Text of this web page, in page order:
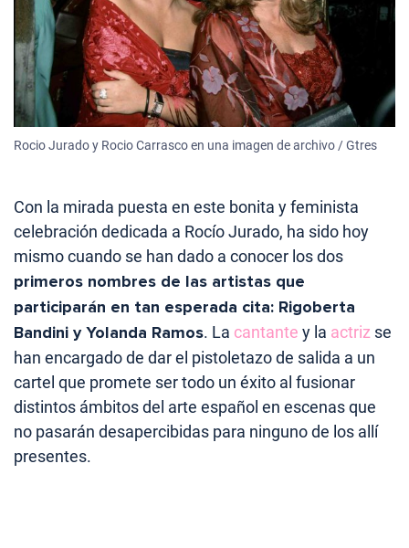
Rocio Jurado y Rocio Carrasco en una imagen de archivo / Gtres
Con la mirada puesta en este bonita y feminista
celebración dedicada a Rocío Jurado, ha sido hoy
mismo cuando se han dado a conocer los dos
primeros nombres de las artistas que
participarán en tan esperada cita: Rigoberta
Bandini y Yolanda Ramos. La cantante y la actriz se
han encargado de dar el pistoletazo de salida a un
cartel que promete ser todo un éxito al fusionar
distintos ámbitos del arte español en escenas que
no pasarán desapercibidas para ninguno de los allí
presentes.